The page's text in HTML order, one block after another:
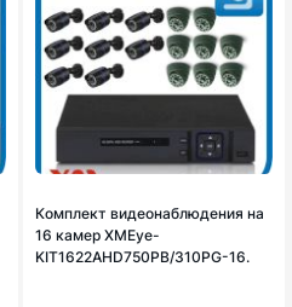
Комплект видеонаблюдения на
16 камер XMEye-
KIT1622AHD750PB/310PG-16.